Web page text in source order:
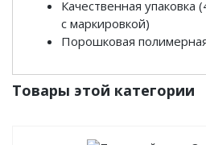
Качественная упаковка
с маркировкой)
Порошковая
Товары этой категории